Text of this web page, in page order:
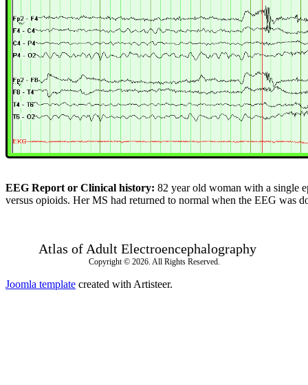
EEG Report or Clinical history: 82 year old woman with a single
versus opioids. Her MS had returned to normal when the EEG was
Atlas of Adult Electroencephalography
Copyright © 2026. All Rights Reserved.
Joomla template created with Artisteer.